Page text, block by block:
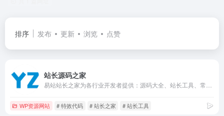
排序 发布 更新 浏览 点赞
站长源码之家
WP资源网站 # 特效代码 # 站长之家 # 站长工具